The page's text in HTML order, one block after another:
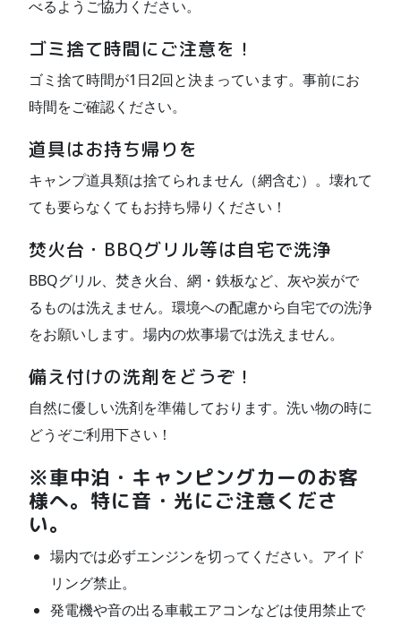
べるようご協力ください。
ゴミ捨て時間にご注意を！
ゴミ捨て時間が1日2回と決まっています。事前にお
時間をご確認ください。
道具はお持ち帰りを
キャンプ道具類は捨てられません（網含む）。壊れて
ても要らなくてもお持ち帰りください！
焚火台・BBQグリル等は自宅で洗浄
BBQグリル、焚き火台、網・鉄板など、灰や炭がで
るものは洗えません。環境への配慮から自宅での洗浄
をお願いします。場内の炊事場では洗えません。
備え付けの洗剤をどうぞ！
自然に優しい洗剤を準備しております。洗い物の時に
どうぞご利用下さい！
※車中泊・キャンピングカーのお客
様へ。特に音・光にご注意くださ
い。
場内では必ずエンジンを切ってください。アイド
リング禁止。
発電機や音の出る車載エアコンなどは使用禁止で